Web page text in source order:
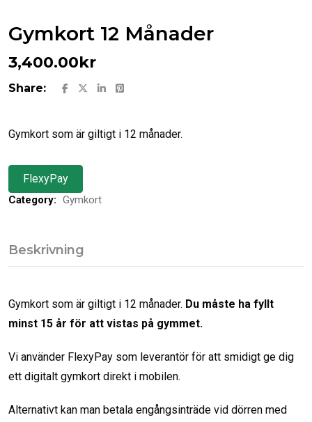
Gymkort 12 Månader
3,400.00kr
Share:
Gymkort som är giltigt i 12 månader.
FlexyPay
Category: Gymkort
Beskrivning
Gymkort som är giltigt i 12 månader. Du måste ha fyllt
minst 15 år för att vistas på gymmet.
Vi använder FlexyPay som leverantör för att smidigt ge dig
ett digitalt gymkort direkt i mobilen.
Alternativt kan man betala engångsinträde vid dörren med